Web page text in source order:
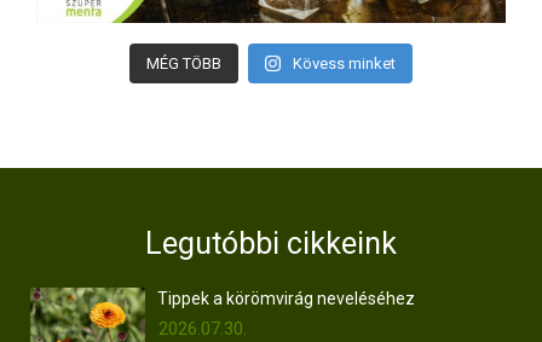
MÉG TÖBB Kövess minket
Legutóbbi cikkeink
Tippek a körömvirág neveléséhez
2026.07.30.